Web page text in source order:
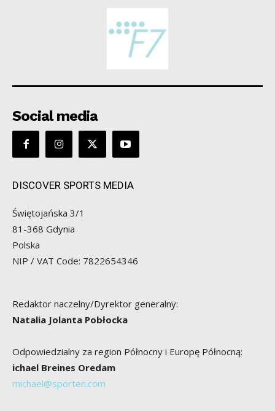
Social media
DISCOVER SPORTS MEDIA
Świętojańska 3/1
81-368 Gdynia
Polska
NIP / VAT Code: 7822654346
Redaktor naczelny/Dyrektor generalny:
Natalia Jolanta Pobłocka
Odpowiedzialny za region Północny i Europę Północną:
ichael Breines Oredam
michael@sporten.com